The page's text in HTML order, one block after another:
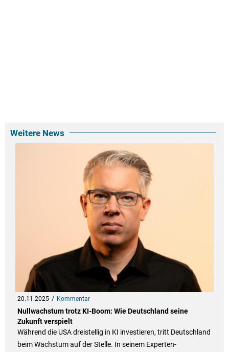
Weitere News
20.11.2025 Kommentar
Nullwachstum trotz KI-Boom: Wie Deutschland seine
Zukunft verspielt
Während die USA dreistellig in KI investieren, tritt Deutschland
beim Wachstum auf der Stelle. In seinem Experten-